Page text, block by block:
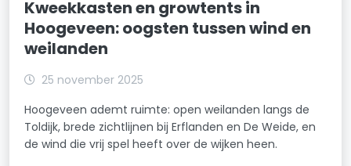
Kweekkasten en growtents in
Hoogeveen: oogsten tussen wind en
weilanden
25 november 2025
Hoogeveen ademt ruimte: open weilanden langs de
Toldijk, brede zichtlijnen bij Erflanden en De Weide, en
de wind die vrij spel heeft over de wijken heen.